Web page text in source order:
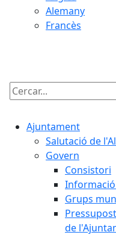
Alemany
Francès
Cercar:
Ajuntament
Salutació de
Govern
Consistori
Grups
de